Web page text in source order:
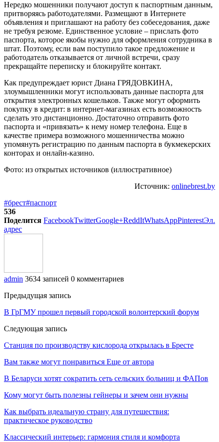
Нередко мошенники получают доступ к паспортным данным,
притворяясь работодателями. Размещают в Интернете
объявления и приглашают на работу без собеседования, даже
не требуя резюме. Единственное условие – прислать фото
паспорта, которое якобы нужно для оформления сотрудника в
штат. Поэтому, если вам поступило такое предложение и
работодатель отказывается от личной встречи, сразу
прекращайте переписку и блокируйте контакт.
Как предупреждает юрист Диана ГРЯДОВКИНА,
злоумышленники могут использовать данные паспорта для
открытия электронных кошельков. Также могут оформить
покупку в кредит: в интернет-магазинах есть возможность
сделать это дистанционно. Достаточно отправить фото
паспорта и «привязать» к нему номер телефона. Еще в
качестве примера возможного мошенничества можно
упомянуть регистрацию по данным паспорта в букмекерских
конторах и онлайн-казино.
Фото: из открытых источников (иллюстративное)
Источник: onlinebrest.by
#брест#паспорт
536
Поделится FacebookTwitterGoogle+ReddItWhatsAppPinterestЭл.
адрес
admin 3634 записей 0 комментариев
Предыдущая запись
В ГрГМУ прошел первый городской волонтерский форум
Следующая запись
Станция по производству кислорода открылась в Бресте
Вам также могут понравиться Еще от автора
В Беларуси хотят сократить сеть сельских больниц и ФАПов
Кому могут быть полезны гейнеры и зачем они нужны
Как выбрать идеальную страну для путешествия:
практическое руководство
Классический интерьер: гармония стиля и комфорта